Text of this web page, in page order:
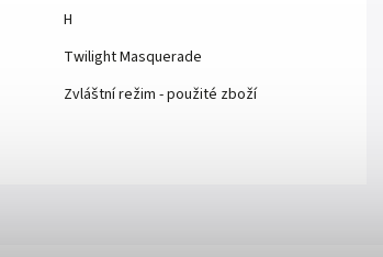
H
Twilight Masquerade
Zvláštní režim - použité zboží